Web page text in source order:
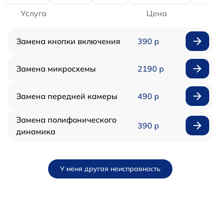
Услуга Цена
Замена кнопки включения 390 р
Замена микросхемы 2190 р
Замена передней камеры 490 р
Замена полифонического
динамика
390 р
У меня другая неисправность